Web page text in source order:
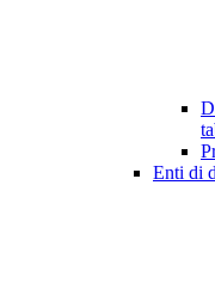
Enti di